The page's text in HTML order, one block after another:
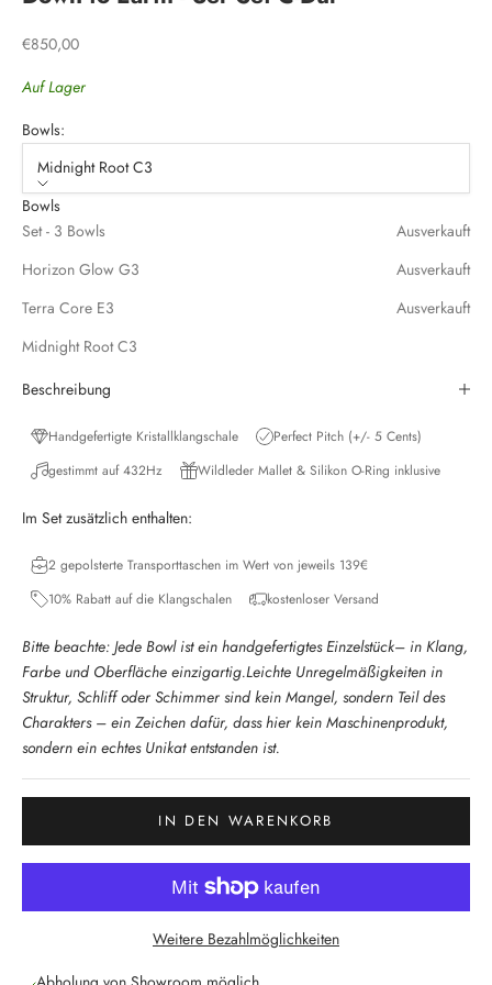
Angebot
€850,00
Auf Lager
Bowls:
Midnight Root C3
Bowls
Set - 3 Bowls
Ausverkauft
Horizon Glow G3
Ausverkauft
Terra Core E3
Ausverkauft
Midnight Root C3
Beschreibung
Handgefertigte Kristallklangschale
Perfect Pitch (+/- 5 Cents)
gestimmt auf 432Hz
Wildleder Mallet & Silikon O-Ring inklusive
Im Set zusätzlich enthalten:
2 gepolsterte Transporttaschen im Wert von jeweils 139€
10% Rabatt auf die Klangschalen
kostenloser Versand
Bitte beachte: Jede Bowl ist ein handgefertigtes Einzelstück– in Klang,
Farbe und Oberfläche einzigartig.Leichte Unregelmäßigkeiten in
Struktur, Schliff oder Schimmer sind kein Mangel, sondern Teil des
Charakters – ein Zeichen dafür, dass hier kein Maschinenprodukt,
sondern ein echtes Unikat entstanden ist.
IN DEN WARENKORB
Weitere Bezahlmöglichkeiten